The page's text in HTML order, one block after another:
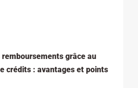
remboursements grâce au
crédits : avantages et points